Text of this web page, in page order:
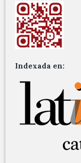
Indexada en: